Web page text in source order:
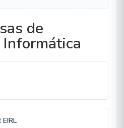
de
EIRL